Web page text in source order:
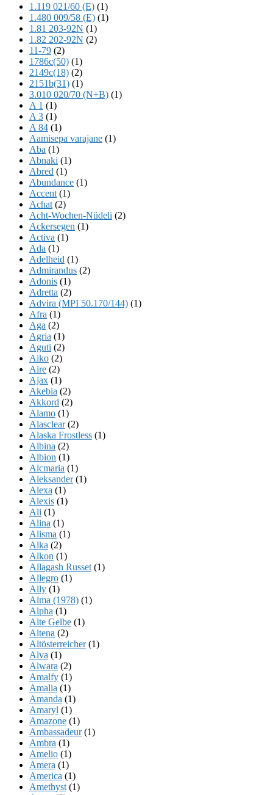
1.119 021/60 (E) (1)
1.480 009/58 (E) (1)
1.81 203-92N (1)
1.82 202-92N (2)
11-79 (2)
1786c(50) (1)
2149c(18) (2)
2151b(31) (1)
3.010 020/70 (N+B) (1)
A 1 (1)
A 3 (1)
A 84 (1)
Aamisepa varajane (1)
Aba (1)
Abnaki (1)
Abred (1)
Abundance (1)
Accent (1)
Achat (2)
Acht-Wochen-Nüdeli (2)
Ackersegen (1)
Activa (1)
Ada (1)
Adelheid (1)
Admirandus (2)
Adonis (1)
Adretta (2)
Advira (MPI 50.170/144) (1)
Afra (1)
Aga (2)
Agria (1)
Aguti (2)
Aiko (2)
Aire (2)
Ajax (1)
Akebia (2)
Akkord (2)
Alamo (1)
Alasclear(2)
Alaska Frostless (1)
Albina (2)
Albion (1)
Alcmaria (1)
Aleksander(1)
Alexa (1)
Alexis (1)
Ali (1)
Alina (1)
Alisma (1)
Alka (2)
Alkon (1)
Allagash Russet (1)
Allegro (1)
Ally (1)
Alma (1978) (1)
Alpha (1)
Alte Gelbe (1)
Altena (2)
Altösterreicher(1)
Alva (1)
Alwara (2)
Amalfy (1)
Amalia (1)
Amanda (1)
Amaryl (1)
Amazone (1)
Ambassadeur(1)
Ambra (1)
Amelio (1)
Amera (1)
America (1)
Amethyst (1)